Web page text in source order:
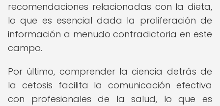
recomendaciones relacionadas con la dieta,
lo que es esencial dada la proliferación de
información a menudo contradictoria en este
campo.
Por último, comprender la ciencia detrás de
la cetosis facilita la comunicación efectiva
con profesionales de la salud, lo que es